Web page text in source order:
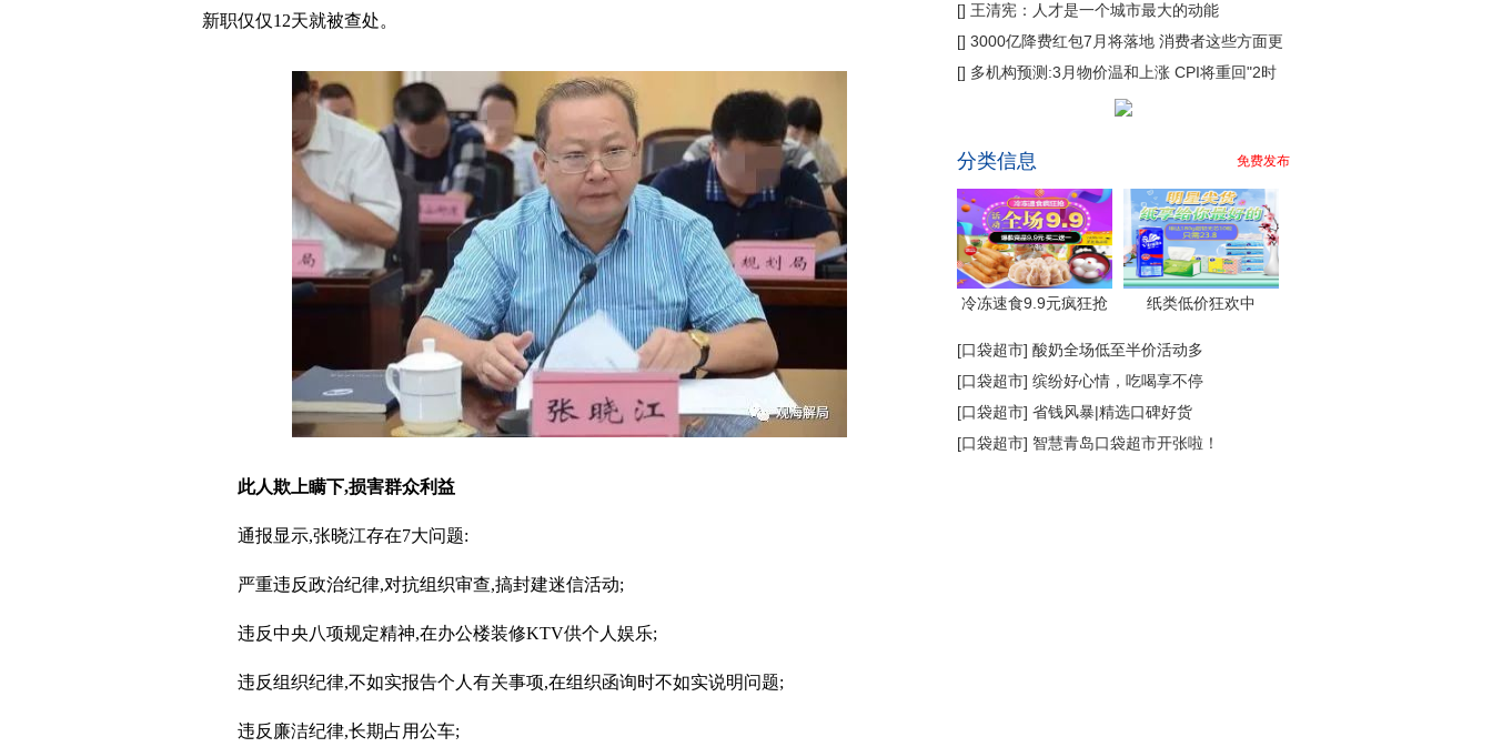
新职仅仅12天就被查处。
此人欺上瞒下,损害群众利益
通报显示,张晓江存在7大问题:
严重违反政治纪律,对抗组织审查,搞封建迷信活动;
违反中央八项规定精神,在办公楼装修KTV供个人娱乐;
违反组织纪律,不如实报告个人有关事项,在组织函询时不如实说明问题;
违反廉洁纪律,长期占用公车;
为主
[] 王清宪：人才是一个城市最大的动能
[] 3000亿降费红包7月将落地 消费者这些方面更
省钱
[] 多机构预测:3月物价温和上涨 CPI将重回"2时
分类信息 免费发布
冷冻速食9.9元疯狂抢 纸类低价狂欢中
[口袋超市] 酸奶全场低至半价活动多
[口袋超市] 缤纷好心情，吃喝享不停
[口袋超市] 省钱风暴|精选口碑好货
[口袋超市] 智慧青岛口袋超市开张啦！